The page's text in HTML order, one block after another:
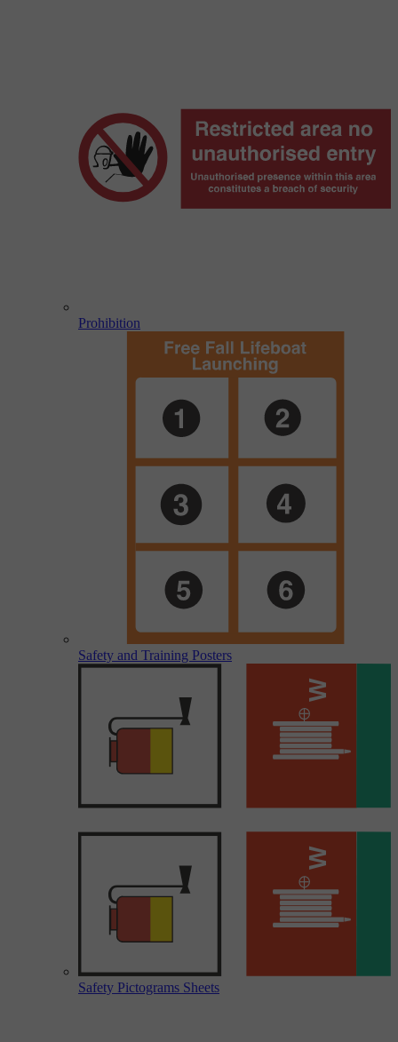
Prohibition
Safety and Training Posters
Safety Pictograms Sheets